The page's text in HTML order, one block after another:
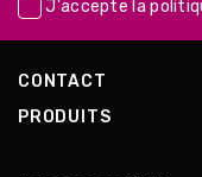
J'accepte la
CONTACT
PRODUITS